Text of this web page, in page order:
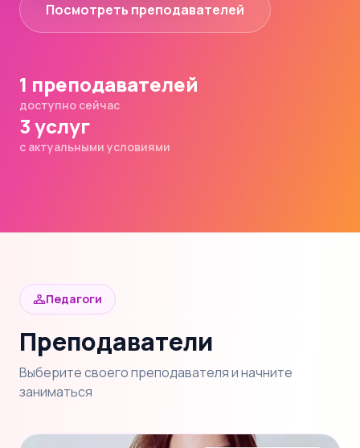
Посмотреть преподавателей
1 преподавателей
доступно сейчас
3 услуг
с актуальными условиями
Педагоги
Преподаватели
Выберите своего преподавателя и начните
заниматься